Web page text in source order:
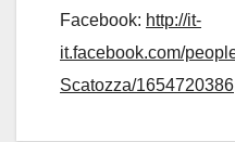
Facebook: http://it-
it.facebook.com/
Scatozza/1654720386